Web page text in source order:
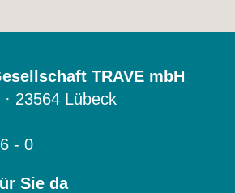
TRAVE mbH
23564 Lübeck
- 0
Sie da